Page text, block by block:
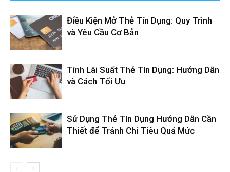
Điều Kiện Mở Thẻ Tín Dụng: Quy Trình
và Yêu Cầu Cơ Bản
Tính Lãi Suất Thẻ Tín Dụng: Hướng Dẫn
và Cách Tối Ưu
Sử Dụng Thẻ Tín Dụng Hướng Dẫn Cần
Thiết để Tránh Chi Tiêu Quá Mức